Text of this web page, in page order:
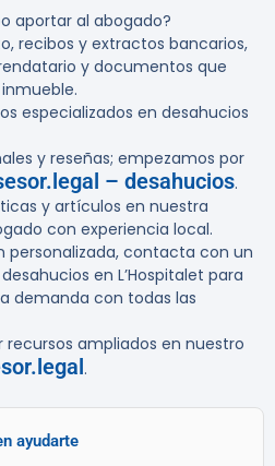
aportar al abogado?
recibos y extractos bancarios,
y documentos que
especializados en desahucios
y reseñas; empezamos por
– desahucios.
y artículos en nuestra
con experiencia local.
personalizada, contacta con un
en L’Hospitalet para
demanda con todas las
ampliados en nuestro
.
ayudarte